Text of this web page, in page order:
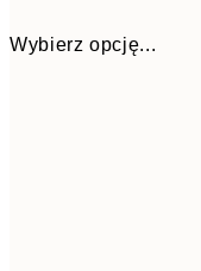
Wybierz opcję...